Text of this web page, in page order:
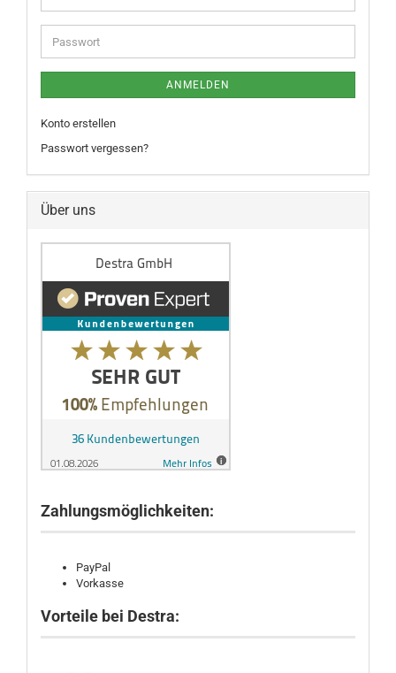
ANMELDEN
Konto erstellen
Passwort vergessen?
Über uns
Zahlungsmöglichkeiten:
PayPal
Vorkasse
Vorteile bei Destra: